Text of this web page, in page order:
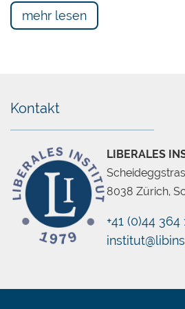
mehr lesen
Kontakt
LIBERALES
8038 Zürich,
+41 (0)44 364